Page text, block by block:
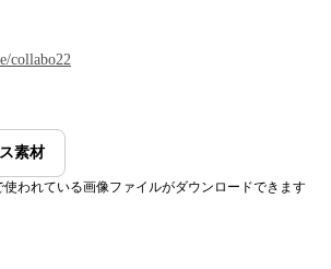
collabo22
素材
使われている画像ファイルがダウンロードできます